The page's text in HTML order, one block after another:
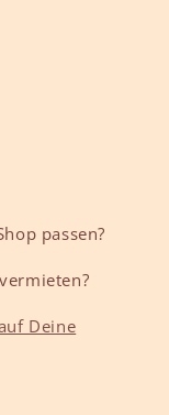
passen?
Deine